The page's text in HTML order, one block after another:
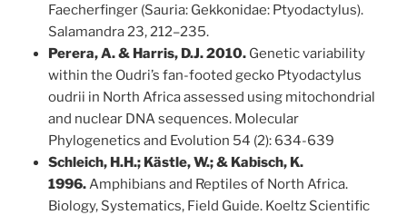
Faecherfinger (Sauria: Gekkonidae: Ptyodactylus).
Salamandra 23, 212–235.
Perera, A. & Harris, D.J. 2010.Genetic variability
within the Oudri’s fan-footed gecko Ptyodactylus
oudrii in North Africa assessed using mitochondrial
and nuclear DNA sequences. Molecular
Phylogenetics and Evolution 54 (2): 634-639
Schleich, H.H.; Kästle, W.; & Kabisch, K.
1996.Amphibians and Reptiles of North Africa.
Biology, Systematics, Field Guide. Koeltz Scientific